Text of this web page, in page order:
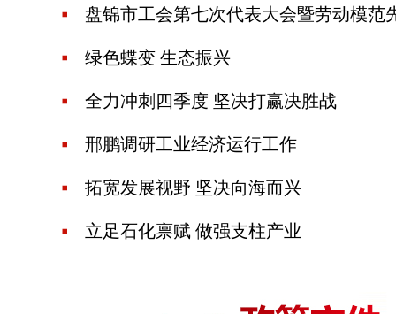
盘锦市工会第七次代表大会暨劳动模范
绿色蝶变 生态振兴
全力冲刺四季度 坚决打赢决胜战
邢鹏调研工业经济运行工作
拓宽发展视野 坚决向海而兴
立足石化禀赋 做强支柱产业